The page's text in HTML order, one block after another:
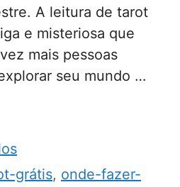
A leitura de tarot
e misteriosa que
mais pessoas
seu mundo …
grátis, onde-fazer-